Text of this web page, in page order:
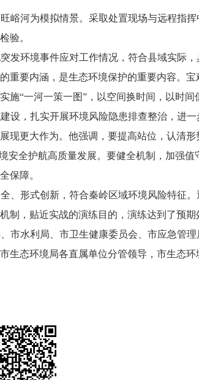
峪河为模拟情景。采取处置现场与远程指
验。
发环境事件应对工作情况，符合县域实际
重要内涵，是生态环境保护的重要内容。
施“一河一策一图”，以空间换时间，以时
设，扎实开展环境风险隐患排查整治，进
现更大作为。他强调，要提高站位，认清
安全护航高质量发展。要健全机制，加强
保障。
、形式创新，符合秦岭区域环境风险特征
，贴近实战的演练目的，演练达到了预期
市水利局、市卫生健康委员会、市应急管
生态环境局各直属单位分管领导，市生态